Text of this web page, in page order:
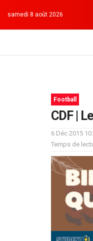
samedi 8 août 2026
Football
CDF |
6 Déc 2015
Temps de